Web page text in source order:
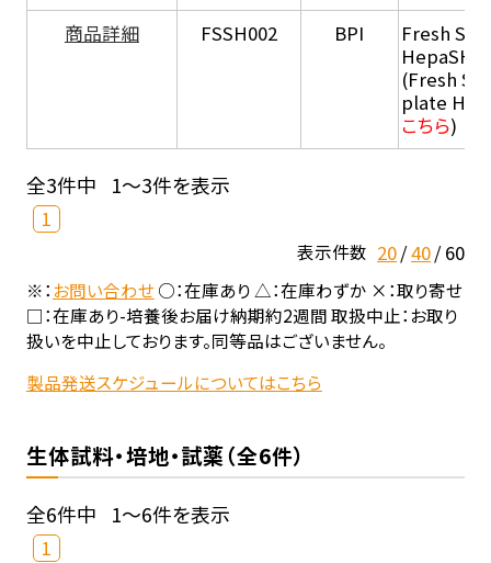
商品詳細
FSSH002 BPI
Fresh
HepaSH®
(Fresh
plate
こちら)
全3件中 1～3件を表示
1
表示件数 20 40 60
※：お問い合わせ○：在庫あり △：在庫わずか ×：取り寄せ
□：在庫あり-培養後お届け納期約2週間 取扱中止：お取り
扱いを中止しております。同等品はございません。
製品発送スケジュールについてはこちら
生体試料・培地・試薬（全6件）
全6件中 1～6件を表示
1